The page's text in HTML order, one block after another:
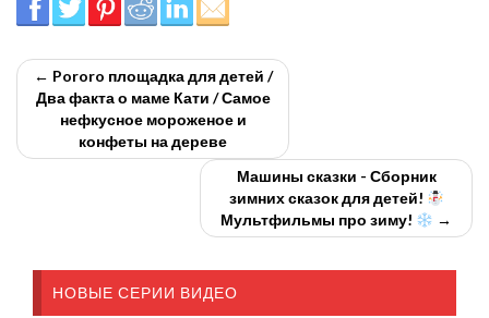
← Pororo площадка для детей /
Два факта о маме Кати / Самое
нефкусное мороженое и
конфеты на дереве
Машины сказки - Сборник
зимних сказок для детей!
Мультфильмы про зиму!
→
НОВЫЕ СЕРИИ ВИДЕО